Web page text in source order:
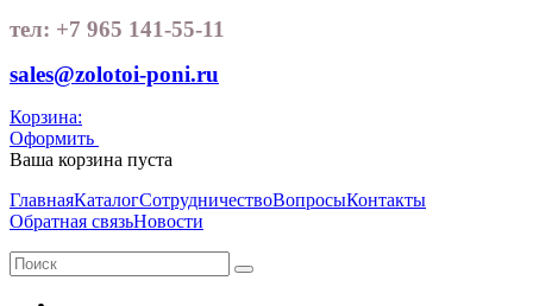
тел: +7 965 141-55-11
sales@zolotoi-poni.ru
Корзина:
Оформить
Ваша корзина пуста
ГлавнаяКаталогСотрудничествоВопросыКонтакты
Обратная связьНовости